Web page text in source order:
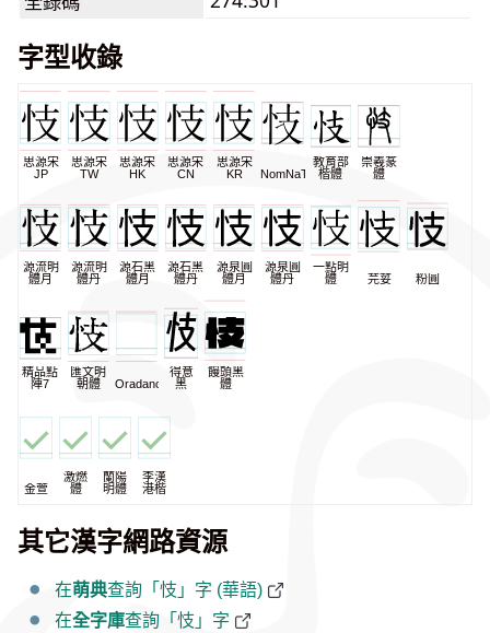
字型收錄
思源宋
JP
思源宋
TW
思源宋
HK
思源宋
CN
思源宋
KR
NomNaTong
教育部
楷體
崇羲篆
體
源流明
體月
源流明
體丹
源石黑
體月
源石黑
體丹
源泉圓
體月
源泉圓
體丹
一點明
體
芫荽 粉圓
精品點
陣7
匯文明
朝體
Oradano
得意
黑
饅頭黑
體
金萱
激燃
體
蘭陽
明體
李漢
港楷
其它漢字網路資源
在萌典查詢「忮」字 (華語)
在全字庫查詢「忮」字